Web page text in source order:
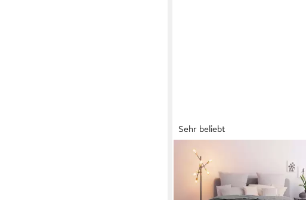
Sehr beliebt
OTTO HOME
Tagesdecke Amanda gesteppte
Tagesdecke, in diversen Größen
erhältlich